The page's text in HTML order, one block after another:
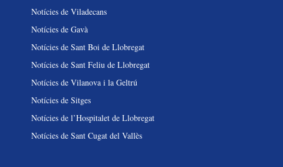
Notícies de Viladecans
Notícies de Gavà
Notícies de Sant Boi de Llobregat
Notícies de Sant Feliu de Llobregat
Notícies de Vilanova i la Geltrú
Notícies de Sitges
Notícies de l’Hospitalet de Llobregat
Notícies de Sant Cugat del Vallès